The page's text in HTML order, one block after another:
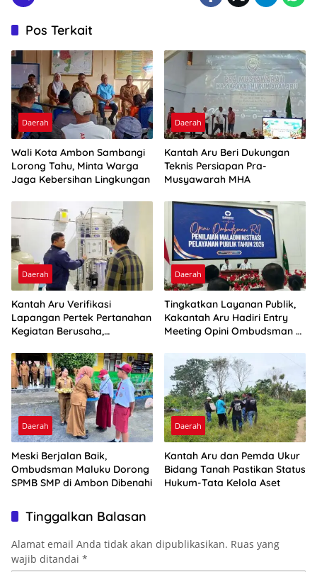
Pos Terkait
Daerah
Wali Kota Ambon Sambangi
Lorong Tahu, Minta Warga
Jaga Kebersihan Lingkungan
Daerah
Kantah Aru Beri Dukungan
Teknis Persiapan Pra-
Musyawarah MHA
Daerah
Kantah Aru Verifikasi
Lapangan Pertek Pertanahan
Kegiatan Berusaha,
Daerah
Tingkatkan Layanan Publik,
Kakantah Aru Hadiri Entry
Meeting Opini Ombudsman RI
Daerah
Meski Berjalan Baik,
Ombudsman Maluku Dorong
SPMB SMP di Ambon Dibenahi
Daerah
Kantah Aru dan Pemda Ukur
Bidang Tanah Pastikan Status
Hukum-Tata Kelola Aset
Tinggalkan Balasan
Alamat email Anda tidak akan dipublikasikan. Ruas yang
wajib ditandai *